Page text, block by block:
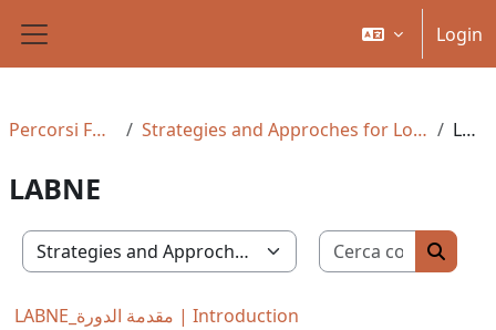
Pannello laterale
Login
Percorsi Formativi Strategies and Approches for Local Development LABNE
LABNE
Percorsi formativi
Cerca
Cerca
LABNE_مقدمة الدورة | Introduction